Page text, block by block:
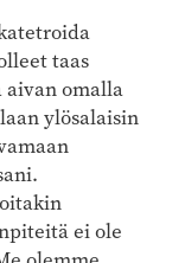
taas
omalla
ylösalaisin
ei ole